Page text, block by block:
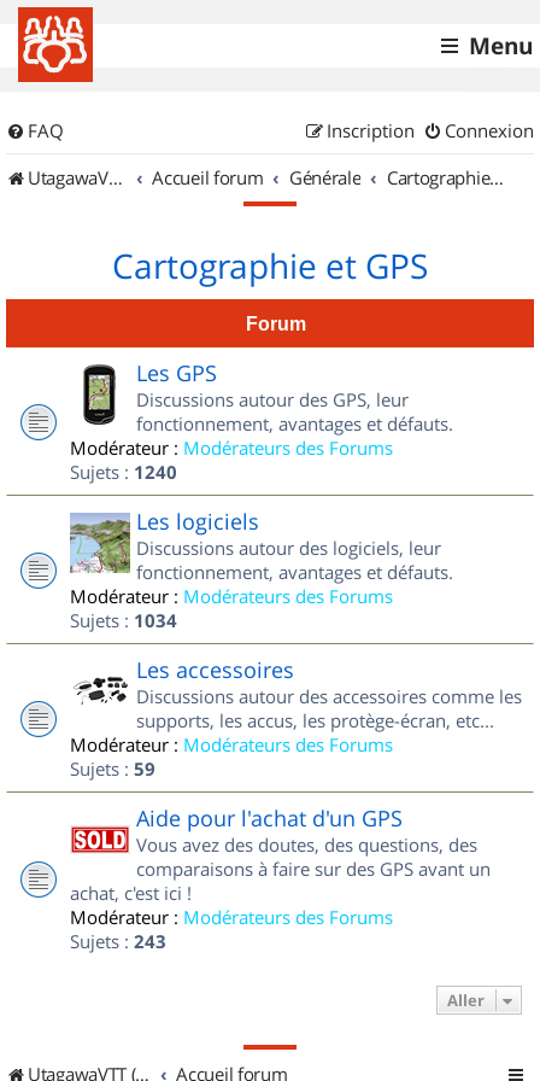
Menu
FAQ Connexion
Inscription
UtagawaVTT (Randos VTT et VTTAE avec traces GPS)
Accueil forum Générale Cartographie et GPS
Cartographie et GPS
Forum
Les GPS
Discussions autour des GPS, leur
fonctionnement, avantages et défauts.
Modérateur : Modérateurs des Forums
Sujets : 1240
Les logiciels
Discussions autour des logiciels, leur
fonctionnement, avantages et défauts.
Modérateur : Modérateurs des Forums
Sujets : 1034
Les accessoires
Discussions autour des accessoires comme les
supports, les accus, les protège-écran, etc...
Modérateur : Modérateurs des Forums
Sujets : 59
Aide pour l'achat d'un GPS
Vous avez des doutes, des questions, des
comparaisons à faire sur des GPS avant un
achat, c'est ici !
Modérateur : Modérateurs des Forums
Sujets : 243
Aller
UtagawaVTT (Randos VTT et VTTAE avec traces GPS) Accueil forum